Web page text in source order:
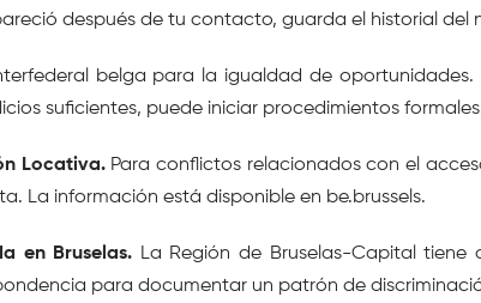
después de tu contacto, guarda el historial
belga para la igualdad de
suficientes, puede iniciar procedimientos
Locativa. Para conflictos relacionados con el
La información está disponible en be.brussels.
en Bruselas. La Región de Bruselas-Capital
para documentar un patrón de